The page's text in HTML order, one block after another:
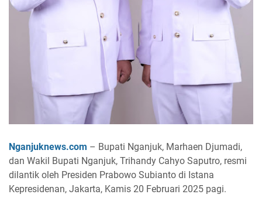
Nganjuknews.com – Bupati Nganjuk, Marhaen Djumadi,
dan Wakil Bupati Nganjuk, Trihandy Cahyo Saputro, resmi
dilantik oleh Presiden Prabowo Subianto di Istana
Kepresidenan, Jakarta, Kamis 20 Februari 2025 pagi.